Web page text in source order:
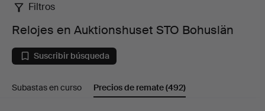
Relojes
en
Auktionshuset
STO
Filtros
Relojes en Auktionshuset STO Bohuslän
Suscribir búsqueda
Subastas en curso Precios de remate(492)